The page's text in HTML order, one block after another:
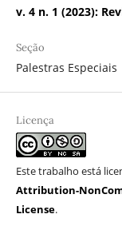
v. 4 n. 1 (2023):
Seção
Palestras Especiais
Licença
Este trabalho está
Attribution-
License.